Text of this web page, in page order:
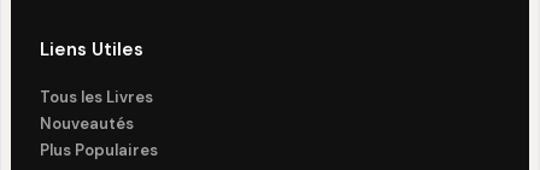
Liens Utiles
Tous les Livres
Nouveautés
Plus Populaires